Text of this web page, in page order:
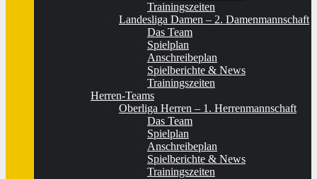
Trainingszeiten
Landesliga Damen – 2. Damenmannschaft
Das Team
Spielplan
Anschreibeplan
Spielberichte & News
Trainingszeiten
Herren-Teams
Oberliga Herren – 1. Herrenmannschaft
Das Team
Spielplan
Anschreibeplan
Spielberichte & News
Trainingszeiten